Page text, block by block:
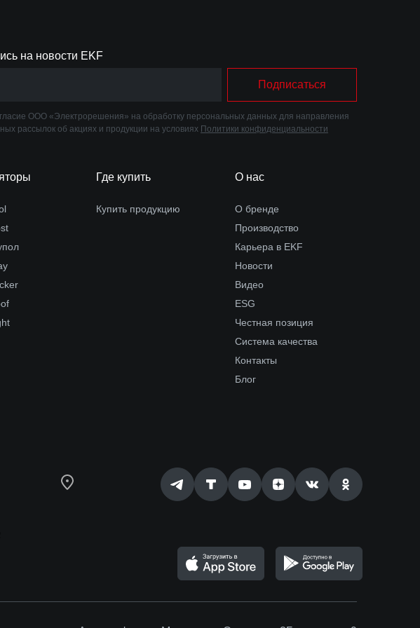
на новости EKF
Подписаться
ООО «Электрорешения» на обработку персональных данных для направления
рассылок об акциях и продукции на условиях Политики конфиденциальности
Где купить
Купить продукцию
О нас
О бренде
Производство
Карьера в EKF
Новости
Видео
ESG
Честная позиция
Система качества
Контакты
Блог